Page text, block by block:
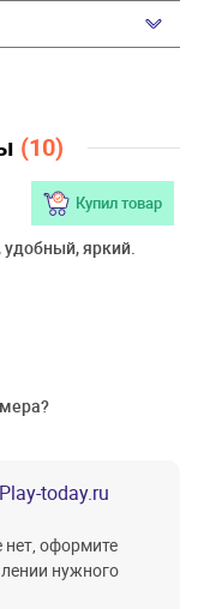
(10)
Купил товар
яркий.
today.ru
нет, оформите
нужного